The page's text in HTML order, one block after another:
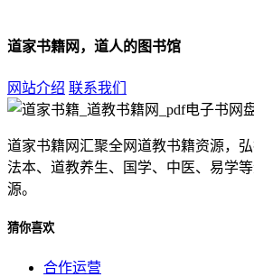
道家书籍网，道人的图书馆
网站介绍 联系我们
道家书籍网汇聚全网道教书籍资源，弘
法本、道教养生、国学、中医、易学
源。
猜你喜欢
合作运营